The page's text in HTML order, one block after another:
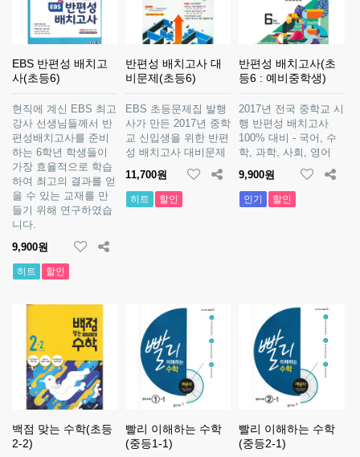
EBS 반편성 배치고
사(초등6)
현직에 계신 EBS 최고
강사 선생님들께서 반
편성배치고사를 준비
하는 6학년 학생들이
가장 효율적으로 학습
하여 최고의 결과를 얻
을 수 있는 교재를 만
들기 위해 연구하였습
니다.
9,900원
히트 할인
반편성 배치고사 대
비문제(초등6)
EBS 초등문제집 발행
사가 만든 2017년 중학
교 신입생을 위한 반편
성 배치고사 대비문제
11,700원
히트 할인
반편성 배치고사(초
등6 : 예비중학생)
2017년 전국 중학교 시
행 반편성 배치고사
100% 대비 - 국어, 수
학, 과학, 사회, 영어
9,900원
인기 할인
백점 맞는 수학(초등
2-2)
빨리 이해하는 수학
(중등1-1)
빨리 이해하는 수학
(중등2-1)